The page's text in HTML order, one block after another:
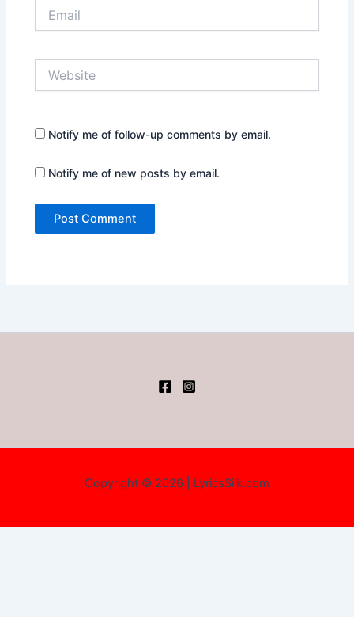
Notify me of follow-up comments by email.
Notify me of new posts by email.
Copyright © 2026 | LyricsSilk.com